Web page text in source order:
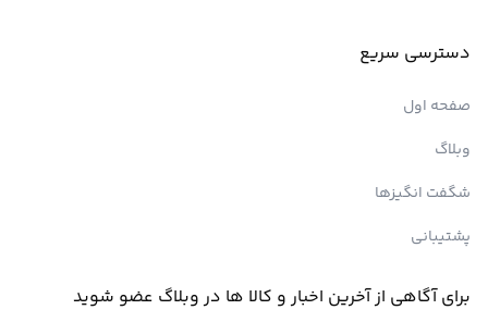
دسترسی سریع
صفحه اول
وبلاگ
شگفت انگیزها
پشتیبانی
برای آگاهی از آخرین اخبار و کالا ها در وبلاگ عضو شوید